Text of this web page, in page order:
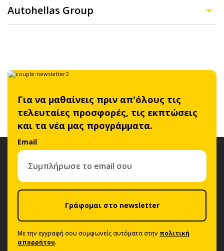
Autohellas Group
Για να μαθαίνεις πριν απ'όλους τις
τελευταίες προσφορές, τις εκπτώσεις
και τα νέα μας προγράμματα.
Email
Γράφομαι στο newsletter
Με την εγγραφή σου συμφωνείς αυτόματα στην πολιτική
απορρήτου.